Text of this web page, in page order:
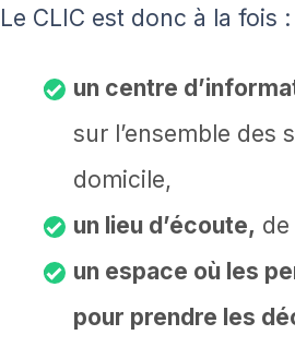
Le CLIC est donc à la fois :
un centre
sur l’ensemble des
domicile,
un lieu d’écoute,
un espace où les
pour prendre les